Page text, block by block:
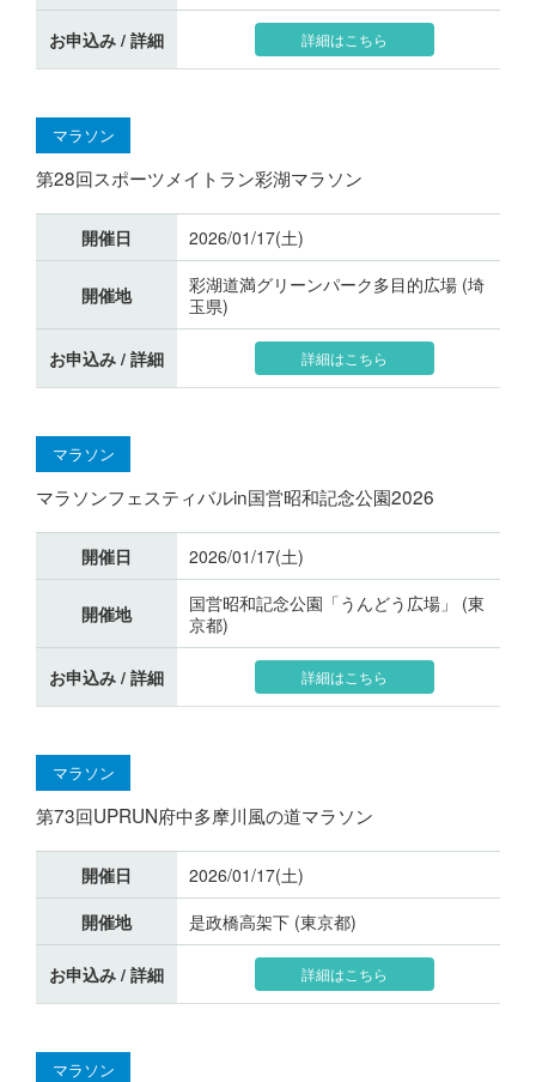
お申込み / 詳細 詳細はこちら
マラソン
第28回スポーツメイトラン彩湖マラソン
開催日 2026/01/17(土)
開催地
彩湖道満グリーンパーク多目的広場 (埼
玉県)
お申込み / 詳細 詳細はこちら
マラソン
マラソンフェスティバルin国営昭和記念公園2026
開催日 2026/01/17(土)
開催地
国営昭和記念公園「うんどう広場」 (東
京都)
お申込み / 詳細 詳細はこちら
マラソン
第73回UPRUN府中多摩川風の道マラソン
開催日
2026/01/17(土)
開催地
是政橋高架下 (東京都)
お申込み / 詳細 詳細はこちら
マラソン